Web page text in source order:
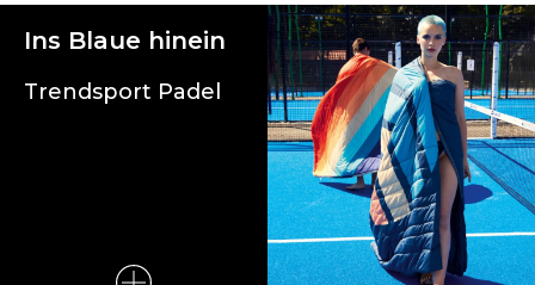
Ins Blaue hinein
Trendsport Padel